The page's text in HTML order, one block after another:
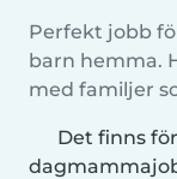
Perfekt jobb
barn hemma.
med familjer
Det finns